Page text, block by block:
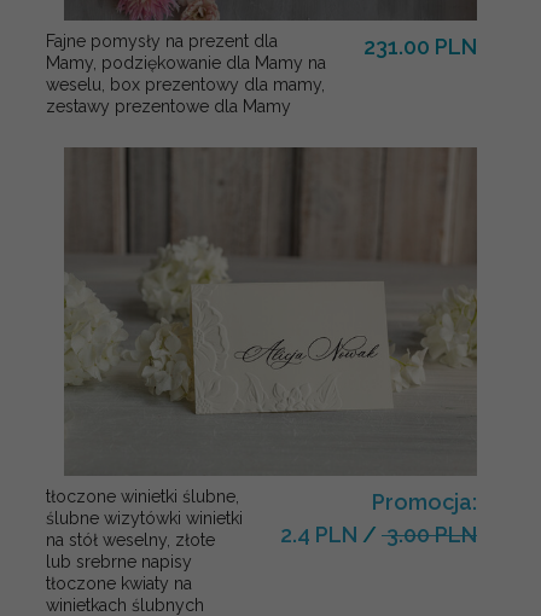
Fajne pomysły na prezent dla
Mamy, podziękowanie dla Mamy na
weselu, box prezentowy dla mamy,
zestawy prezentowe dla Mamy
231.00 PLN
tłoczone winietki ślubne,
ślubne wizytówki winietki
na stół weselny, złote
lub srebrne napisy
tłoczone kwiaty na
winietkach ślubnych
Promocja:
2.4 PLN / 3.00 PLN